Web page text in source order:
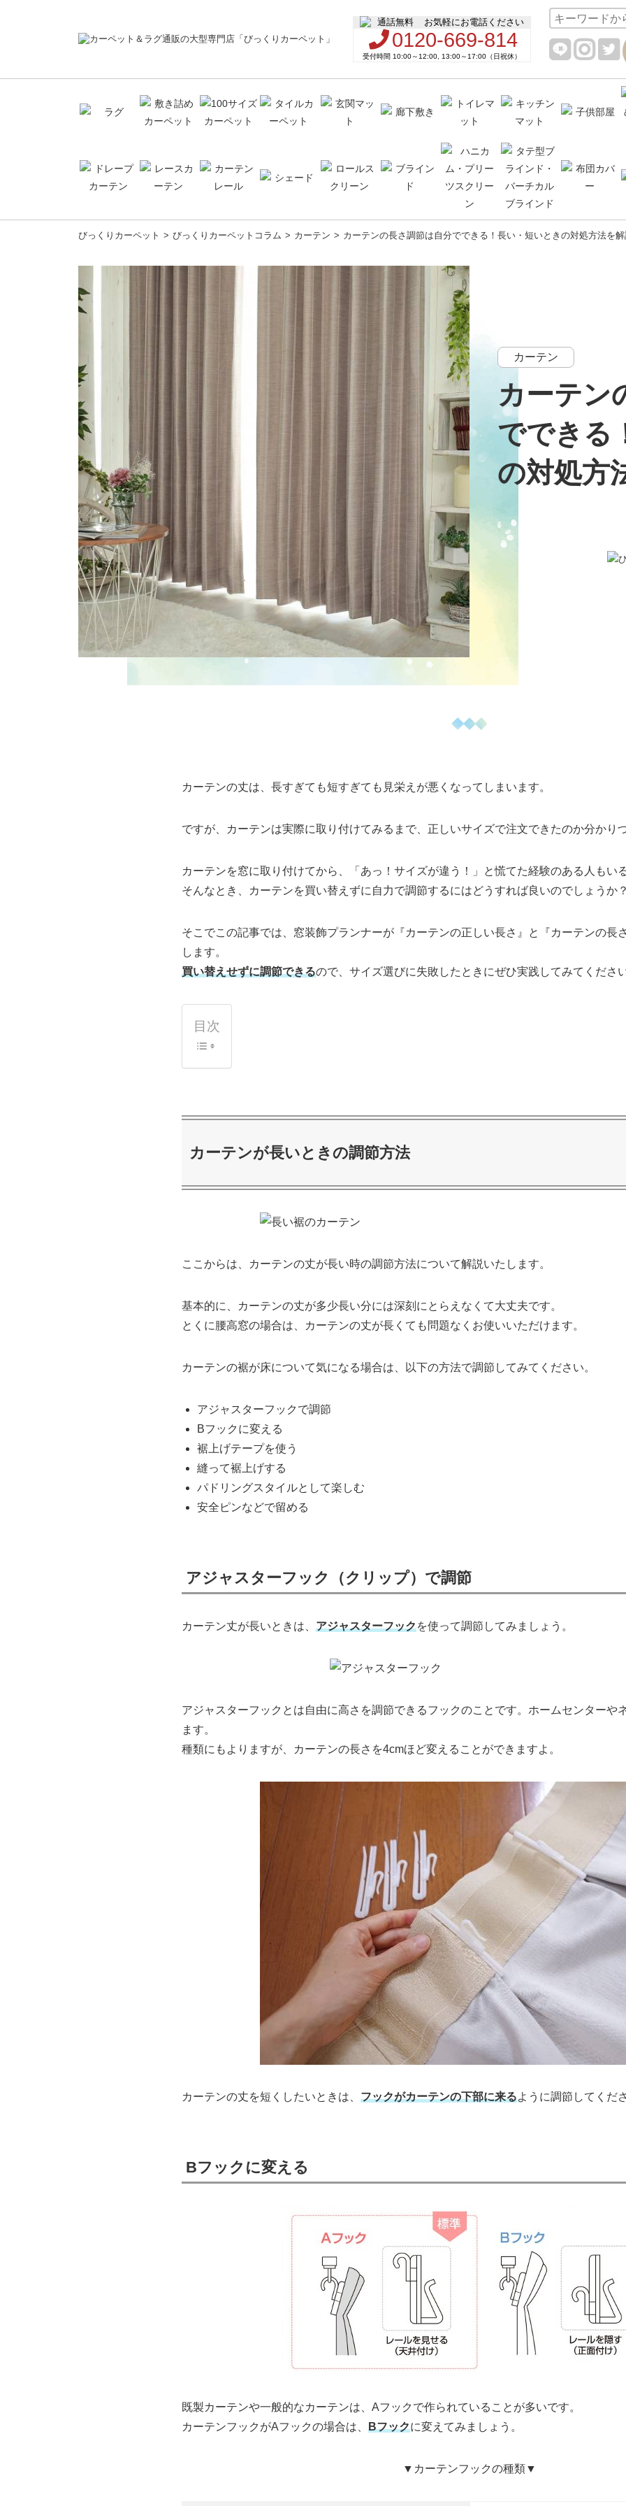
お気軽にお電話ください
0120-669-814
受付時間 10:00～12:00, 13:00～17:00（日祝休）
びっくりカーペット びっくりカーペットコラム カーテン カーテンの長さ調節は自分でできる！長い・短いときの対処方法を
カーテン
カーテン
でできる
の対処方
カーテンの丈は、長すぎても短すぎても見栄えが悪くなってしまいます。
ですが、カーテンは実際に取り付けてみるまで、正しいサイズで注文できたのか分かり
カーテンを窓に取り付けてから、「あっ！サイズが違う！」と慌てた経験のある人もい
そんなとき、カーテンを買い替えずに自力で調節するにはどうすれば良いのでしょうか
そこでこの記事では、窓装飾プランナーが『カーテンの正しい長さ』と『カーテンの長
します。
買い替えせずに調節できるので、サイズ選びに失敗したときにぜひ実践してみてくださ
目次
カーテンが長いときの調節方法
ここからは、カーテンの丈が長い時の調節方法について解説いたします。
基本的に、カーテンの丈が多少長い分には深刻にとらえなくて大丈夫です。
とくに腰高窓の場合は、カーテンの丈が長くても問題なくお使いいただけます。
カーテンの裾が床について気になる場合は、以下の方法で調節してみてください。
アジャスターフックで調節
Bフックに変える
裾上げテープを使う
縫って裾上げする
パドリングスタイルとして楽しむ
安全ピンなどで留める
アジャスターフック（クリップ）で調節
カーテン丈が長いときは、 アジャスターフックを使って調節してみましょう。
アジャスターフックとは自由に高さを調節できるフックのことです。ホームセンターや
ます。
種類にもよりますが、カーテンの長さを4cmほど変えることができますよ。
カーテンの丈を短くしたいときは、 フックがカーテンの下部に来るように調節してくだ
Bフックに変える
既製カーテンや一般的なカーテンは、Aフックで作られていることが多いです。
カーテンフックがAフックの場合は、 Bフックに変えてみましょう。
▼カーテンフックの種類▼